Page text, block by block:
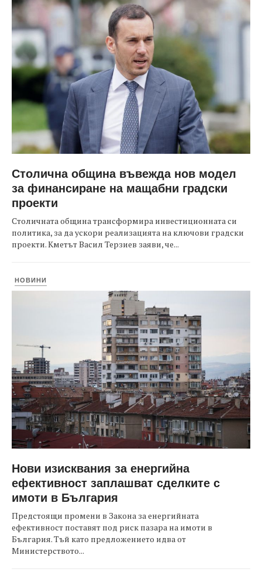
Столична община въвежда нов модел
за финансиране на мащабни градски
проекти
Столичната община трансформира инвестиционната си
политика, за да ускори реализацията на ключови градски
проекти. Кметът Васил Терзиев заяви, че...
НОВИНИ
Нови изисквания за енергийна
ефективност заплашват сделките с
имоти в България
Предстоящи промени в Закона за енергийната
ефективност поставят под риск пазара на имоти в
България. Тъй като предложението идва от
Министерството...